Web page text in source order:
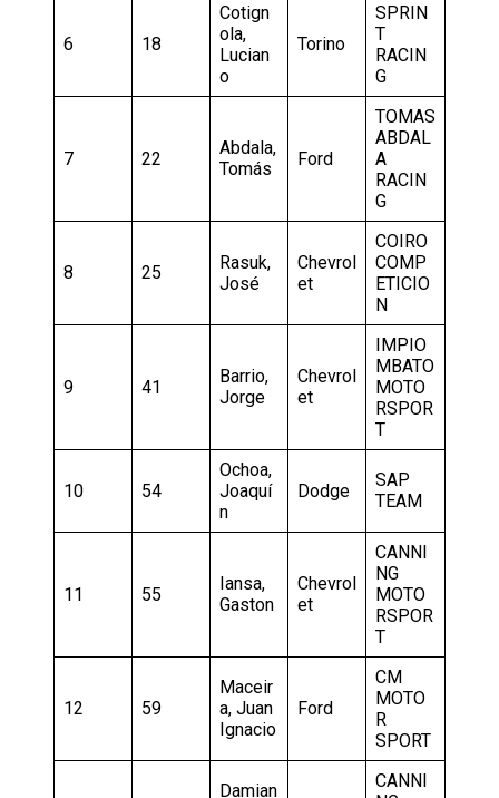
6 18
Cotign
ola,
Lucian
o
Torino
SPRIN
T
RACIN
G
7 22
Abdala,
Tomás
Ford
TOMAS
ABDAL
A
RACIN
G
8 25
Rasuk,
José
Chevrol
et
COIRO
COMP
ETICIO
N
9 41
Barrio,
Jorge
Chevrol
et
IMPIO
MBATO
MOTO
RSPOR
T
10 54
Ochoa,
Joaquí
n
Dodge
SAP
TEAM
11 55
Iansa,
Gaston
Chevrol
et
CANNI
NG
MOTO
RSPOR
T
12 59
Maceir
a, Juan
Ignacio
Ford
CM
MOTO
R
SPORT
Damian
CANNI